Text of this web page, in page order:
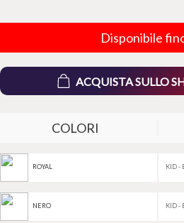
Disponibile
ACQUISTA SULLO
COLORI
ROYAL KID -
NERO KID -